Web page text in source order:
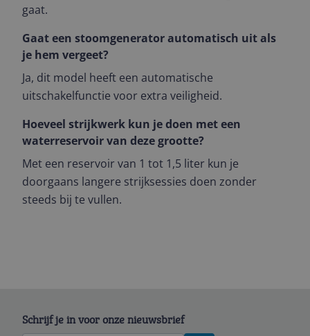
gaat.
Gaat een stoomgenerator automatisch uit als
je hem vergeet?
Ja, dit model heeft een automatische
uitschakelfunctie voor extra veiligheid.
Hoeveel strijkwerk kun je doen met een
waterreservoir van deze grootte?
Met een reservoir van 1 tot 1,5 liter kun je
doorgaans langere strijksessies doen zonder
steeds bij te vullen.
Schrijf je in voor onze nieuwsbrief